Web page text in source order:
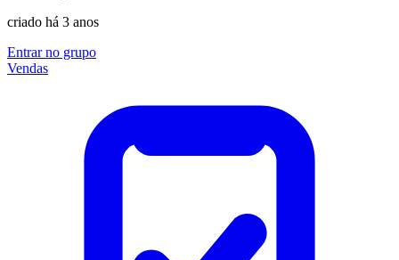
criado há 3 anos
Entrar no grupo
Vendas